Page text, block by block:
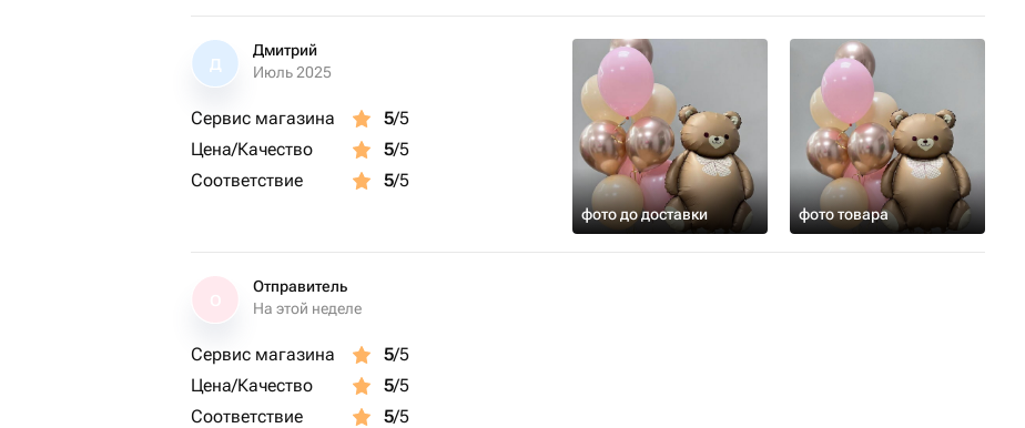
Д
Дмитрий
Июль 2025
Сервис магазина 5/5
Цена/Качество
5/5
Соответствие
5/5
фото до доставки фото товара
Отправитель
На этой неделе
Сервис магазина 5/5
Цена/Качество
5/5
Соответствие
5/5